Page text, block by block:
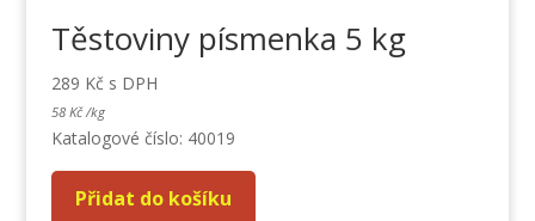
Těstoviny písmenka 5 kg
289 Kč s DPH
58 Kč /kg
Katalogové číslo: 40019
Přidat do košíku